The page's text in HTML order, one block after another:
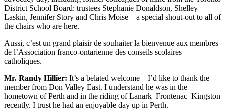
District School Board: trustees Stephanie Donaldson, Shelley
Laskin, Jennifer Story and Chris Moise—a special shout-out to all of
the chairs who are here.
Aussi, c’est un grand plaisir de souhaiter la bienvenue aux membres
de l’Association franco-ontarienne des conseils scolaires
catholiques.
Mr. Randy Hillier: It’s a belated welcome—I’d like to thank the
member from Don Valley East. I understand he was in the
hometown of Perth and in the riding of Lanark–Frontenac–Kingston
recently. I trust he had an enjoyable day up in Perth.